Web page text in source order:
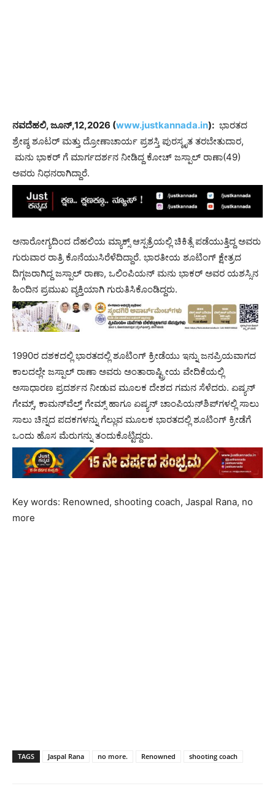
ನವದೆಹಲಿ, ಜೂನ್,12,2026 (www.justkannada.in): ಭಾರತದ
ಶ್ರೇಷ್ಠ ಶೂಟರ್ ಮತ್ತು ದ್ರೋಣಾಚಾರ್ಯ ಪ್ರಶಸ್ತಿ ಪುರಸ್ಕೃತ ತರಬೇತುದಾರ,
ಮನು ಭಾಕರ್​ ಗೆ ಮಾರ್ಗದರ್ಶನ ನೀಡಿದ್ದ ಕೋಚ್ ಜಸ್ಪಾಲ್ ರಾಣಾ(49)
ಅವರು ನಿಧನರಾಗಿದ್ದಾರೆ.
ಅನಾರೋಗ್ಯದಿಂದ ದೆಹಲಿಯ ಮ್ಯಾಕ್ಸ್ ಆಸ್ಪತ್ರೆಯಲ್ಲಿ ಚಿಕಿತ್ಸೆ ಪಡೆಯುತ್ತಿದ್ದ ಅವರು
ಗುರುವಾರ ರಾತ್ರಿ ಕೊನೆಯುಸಿರೆಳೆದಿದ್ದಾರೆ. ಭಾರತೀಯ ಶೂಟಿಂಗ್ ಕ್ಷೇತ್ರದ
ದಿಗ್ಗಜರಾಗಿದ್ದ ಜಸ್ಪಾಲ್ ರಾಣಾ, ಒಲಿಂಪಿಯನ್ ಮನು ಭಾಕರ್ ಅವರ ಯಶಸ್ಸಿನ
ಹಿಂದಿನ ಪ್ರಮುಖ ವ್ಯಕ್ತಿಯಾಗಿ ಗುರುತಿಸಿಕೊಂಡಿದ್ದರು.
1990ರ ದಶಕದಲ್ಲಿ ಭಾರತದಲ್ಲಿ ಶೂಟಿಂಗ್ ಕ್ರೀಡೆಯು ಇನ್ನು ಜನಪ್ರಿಯವಾಗದ
ಕಾಲದಲ್ಲೇ ಜಸ್ಪಾಲ್ ರಾಣಾ ಅವರು ಅಂತಾರಾಷ್ಟ್ರೀಯ ವೇದಿಕೆಯಲ್ಲಿ
ಅಸಾಧಾರಣ ಪ್ರದರ್ಶನ ನೀಡುವ ಮೂಲಕ ದೇಶದ ಗಮನ ಸೆಳೆದರು. ಏಷ್ಯನ್
ಗೇಮ್ಸ್, ಕಾಮನ್‌ವೆಲ್ತ್ ಗೇಮ್ಸ್ ಹಾಗೂ ಏಷ್ಯನ್ ಚಾಂಪಿಯನ್‌ಶಿಪ್‌ಗಳಲ್ಲಿ ಸಾಲು
ಸಾಲು ಚಿನ್ನದ ಪದಕಗಳನ್ನು ಗೆಲ್ಲುವ ಮೂಲಕ ಭಾರತದಲ್ಲಿ ಶೂಟಿಂಗ್ ಕ್ರೀಡೆಗೆ
ಒಂದು ಹೊಸ ಮೆರುಗನ್ನು ತಂದುಕೊಟ್ಟಿದ್ದರು.
Key words: Renowned, shooting coach, Jaspal Rana, no
more
TAGS Jaspal Rana no more. Renowned shooting coach